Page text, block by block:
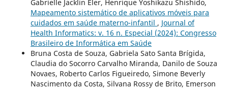
Gabrielle Jacklin Eler, Henrique Yoshikazu Shishido,
Mapeamento sistemático de aplicativos móveis para
cuidados em saúde materno-infantil , Journal of
Health Informatics: v. 16 n. Especial (2024): Congresso
Brasileiro de Informática em Saúde
Bruna Costa de Souza, Gabriela Sato Santa Brígida,
Claudia do Socorro Carvalho Miranda, Danilo de Souza
Novaes, Roberto Carlos Figueiredo, Simone Beverly
Nascimento da Costa, Silvana Rossy de Brito, Emerson